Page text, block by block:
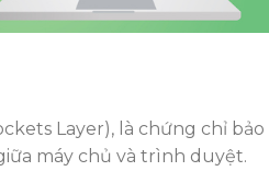
Layer), là chứng chỉ bảo
máy chủ và trình duyệt.